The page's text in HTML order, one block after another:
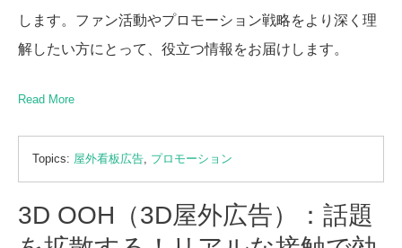
します。ファン活動やプロモーション戦略をより深く理
解したい方にとって、役立つ情報をお届けします。
Read More
Topics: 屋外看板広告 プロモーション
3D OOH（3D屋外広告）：話題